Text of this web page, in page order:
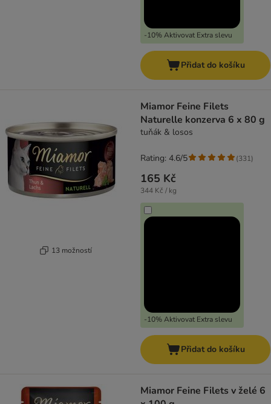
-10% Aktivovat Extra slevu
Přidat do košíku
13 možností
Miamor Feine Filets
Naturelle konzerva 6 x 80 g
tuňák & losos
165 Kč
344 Kč / kg
-10% Aktivovat Extra slevu
Rating: 4.6/5 (331)
Přidat do košíku
Miamor Feine Filets v želé 6